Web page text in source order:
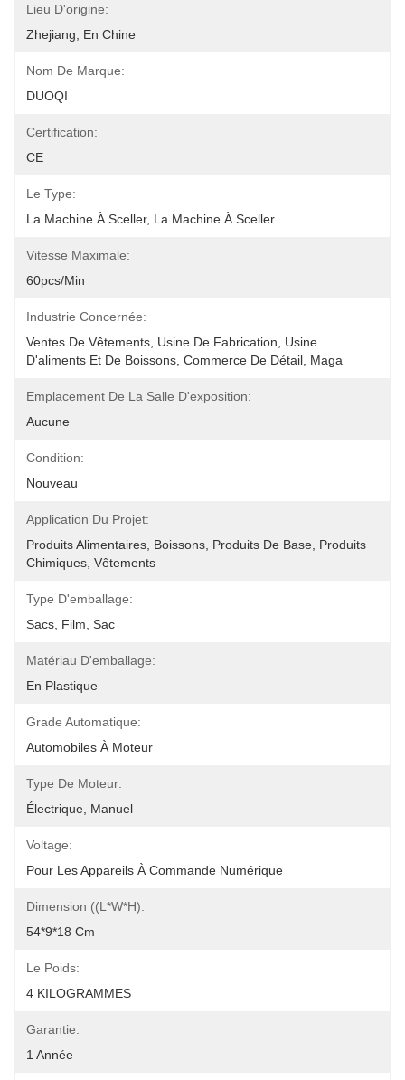
Lieu D'origine:
Zhejiang, En Chine
Nom De Marque:
DUOQI
Certification:
CE
Le Type:
La Machine À Sceller, La Machine À Sceller
Vitesse Maximale:
60pcs/min
Industrie Concernée:
Ventes De Vêtements, Usine De Fabrication, Usine
D'aliments Et De Boissons, Commerce De Détail, Maga
Emplacement De La Salle D'exposition:
Aucune
Condition:
Nouveau
Application Du Projet:
Produits Alimentaires, Boissons, Produits De Base, Produits
Chimiques, Vêtements
Type D'emballage:
Sacs, Film, Sac
Matériau D'emballage:
En Plastique
Grade Automatique:
Automobiles À Moteur
Type De Moteur:
Électrique, Manuel
Voltage:
Pour Les Appareils À Commande Numérique
Dimension ((L*W*H):
54*9*18 Cm
Le Poids:
4 KILOGRAMMES
Garantie:
1 Année